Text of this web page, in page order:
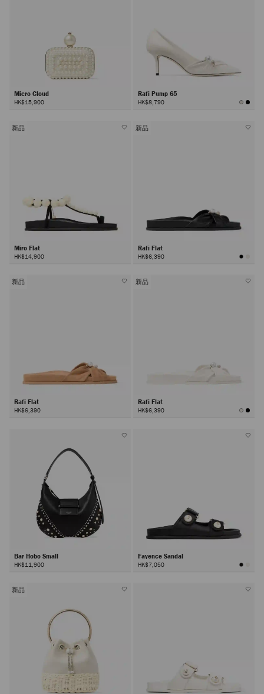
Micro Cloud
HK$15,900
Rafi Pump 65
HK$8,790
新品
Miro Flat
HK$14,900
新品
Rafi Flat
HK$6,390
新品
Rafi Flat
HK$6,390
新品
Rafi Flat
HK$6,390
Bar Hobo Small
HK$11,900
Fayence Sandal
HK$7,050
新品